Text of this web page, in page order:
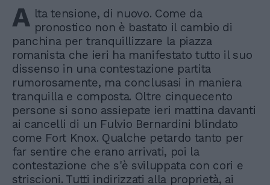
A lta tensione, di nuovo. Come da
pronostico non è bastato il cambio di
panchina per tranquillizzare la piazza
romanista che ieri ha manifestato tutto il suo
dissenso in una contestazione partita
rumorosamente, ma conclusasi in maniera
tranquilla e composta. Oltre cinquecento
persone si sono assiepate ieri mattina davanti
ai cancelli di un Fulvio Bernardini blindato
come Fort Knox. Qualche petardo tanto per
far sentire che erano arrivati, poi la
contestazione che s'è sviluppata con cori e
striscioni. Tutti indirizzati alla proprietà, ai